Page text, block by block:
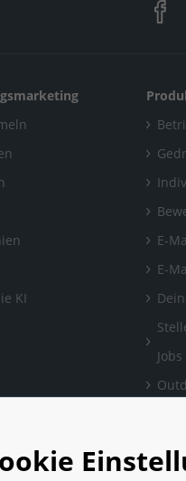
KI
E-
E-
Jobs